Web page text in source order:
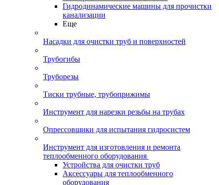
Гидродинамические машины для прочистки
канализации
Еще
Насадки для очистки труб и поверхностей
Трубогибы
Труборезы
Тиски трубные, трубоприжимы
Инструмент для нарезки резьбы на трубах
Опрессовщики для испытания гидросистем
Инструмент для изготовления и ремонта
теплообменного оборудования
Устройства для очистки труб
Аксессуары для теплообменного
оборудования